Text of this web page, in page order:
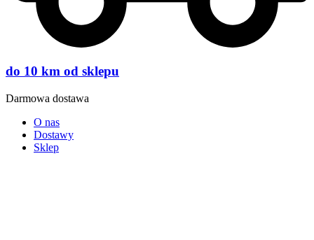
do 10 km od sklepu
Darmowa dostawa
O nas
Dostawy
Sklep